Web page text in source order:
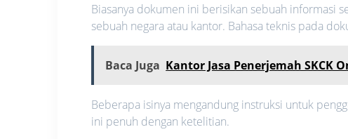
Biasanya dokumen ini berisikan sebuah informasi
sebuah negara atau kantor. Bahasa teknis pada
Baca Juga Kantor Jasa Penerjemah SKCK
Beberapa isinya mengandung instruksi untuk
ini penuh dengan ketelitian.